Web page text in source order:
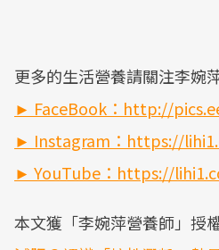
更多的生活營養請關注李婉
► FaceBook：http://
► Instagram：https://
► YouTube：https://
本文獲「李婉萍營養師」授